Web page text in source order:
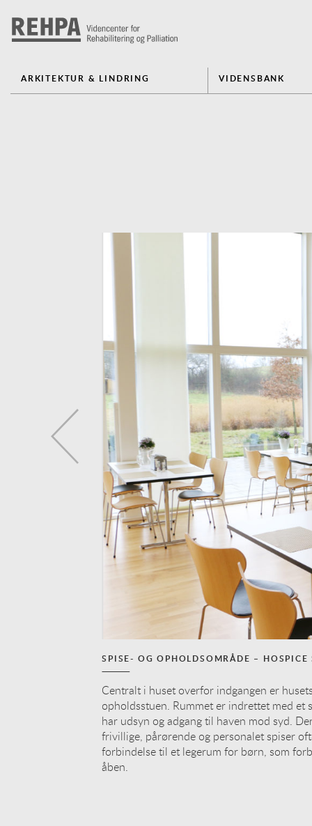
ARKITEKTUR & LINDRING VIDENSBANK
SPISE- OG OPHOLDSOMRÅDE – HOSPICE
Centralt i huset overfor indgangen er
opholdsstuen. Rummet er indrettet med et
har udsyn og adgang til haven mod syd.
frivillige, pårørende og personalet spiser
forbindelse til et legerum for børn, som
åben.